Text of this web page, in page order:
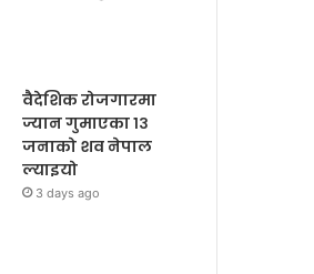
वैदेशिक रोजगारमा
ज्यान गुमाएका १३
जनाको शव नेपाल
ल्याइयो
3 days ago